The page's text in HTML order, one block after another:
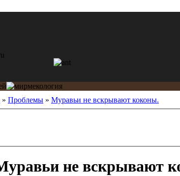
» Проблемы » Муравьи не вскрывают коконы.
не вскрывают